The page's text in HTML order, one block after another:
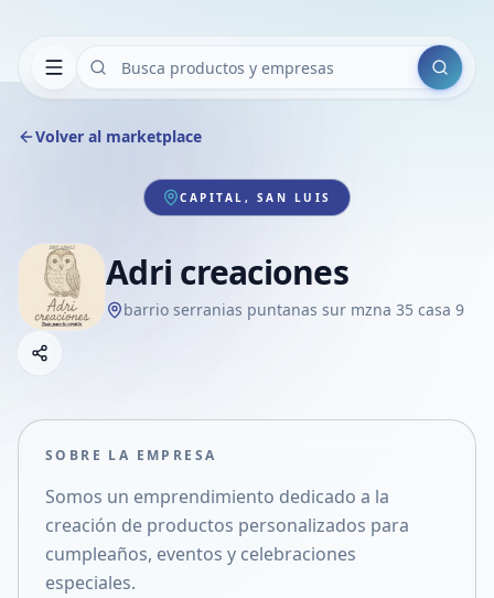
Buscar
Volver al marketplace
CAPITAL, SAN LUIS
Adri creaciones
barrio serranias puntanas sur mzna 35 casa 9
Compartir empresa
Compartir en X
SOBRE LA EMPRESA
Somos un emprendimiento dedicado a la
creación de productos personalizados para
cumpleaños, eventos y celebraciones
especiales.